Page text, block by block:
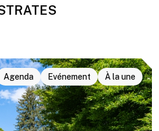
Agenda Evénement À la une